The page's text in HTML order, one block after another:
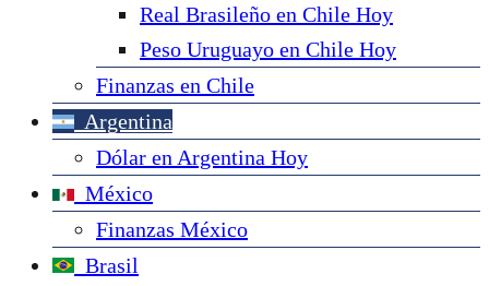
Real Brasileño en Chile Hoy
Peso Uruguayo en Chile Hoy
Finanzas en Chile
Argentina
Dólar en Argentina Hoy
México
Finanzas México
Brasil